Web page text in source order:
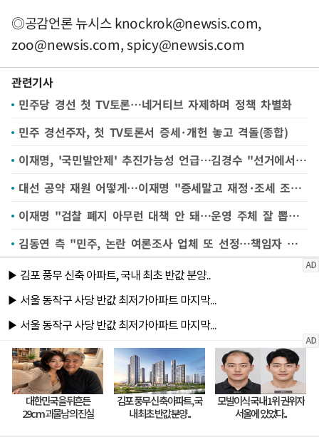
◎공감언론 뉴시스knockrok@newsis.com,
zoo@newsis.com,spicy@newsis.com
관련기사
민주당 경선 첫 TV토론…네거티브 자제하며 정책 차별화
민주 경선주자, 첫 TV토론서 증세·개헌 놓고 격돌(종합)
이재명, '국민발안제' 추진가능성 언급…김경수 "선거에서 착한 2등 없어"
대선 공약 재원 어떻게…이재명 "증세말고 재정·조세 조정" 김경수 "재정 확대해야"
이재명 "검찰 폐지 아무런 대책 안 돼…운영 주체 잘 뽑아야"
김동연 측 "민주, 논란 여론조사 업체 또 선정…책임자 처벌해야"